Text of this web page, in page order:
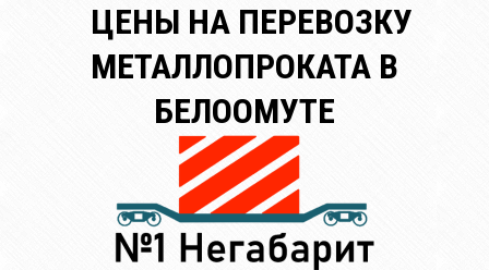
ЦЕНЫ НА ПЕРЕВОЗКУ
МЕТАЛЛОПРОКАТА В
БЕЛООМУТЕ